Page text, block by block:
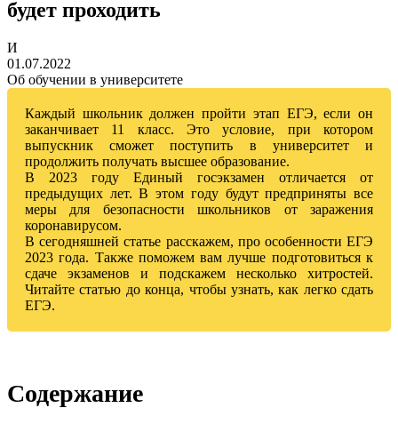
будет проходить
И
01.07.2022
Об обучении в университете
Каждый школьник должен пройти этап ЕГЭ, если он
заканчивает 11 класс. Это условие, при котором
выпускник сможет поступить в университет и
продолжить получать высшее образование.
В 2023 году Единый госэкзамен отличается от
предыдущих лет. В этом году будут предприняты все
меры для безопасности школьников от заражения
коронавирусом.
В сегодняшней статье расскажем, про особенности ЕГЭ
2023 года. Также поможем вам лучше подготовиться к
сдаче экзаменов и подскажем несколько хитростей.
Читайте статью до конца, чтобы узнать, как легко сдать
ЕГЭ.
Содержание